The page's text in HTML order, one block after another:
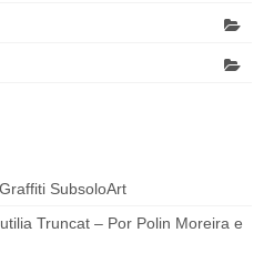
SubsoloArt
Truncat – Por Polin Moreira e